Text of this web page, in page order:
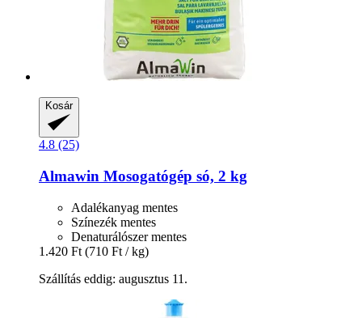
Kosár
4.8 (25)
Almawin Mosogatógép só, 2 kg
Adalékanyag mentes
Színezék mentes
Denaturálószer mentes
1.420 Ft (710 Ft / kg)
Szállítás eddig: augusztus 11.